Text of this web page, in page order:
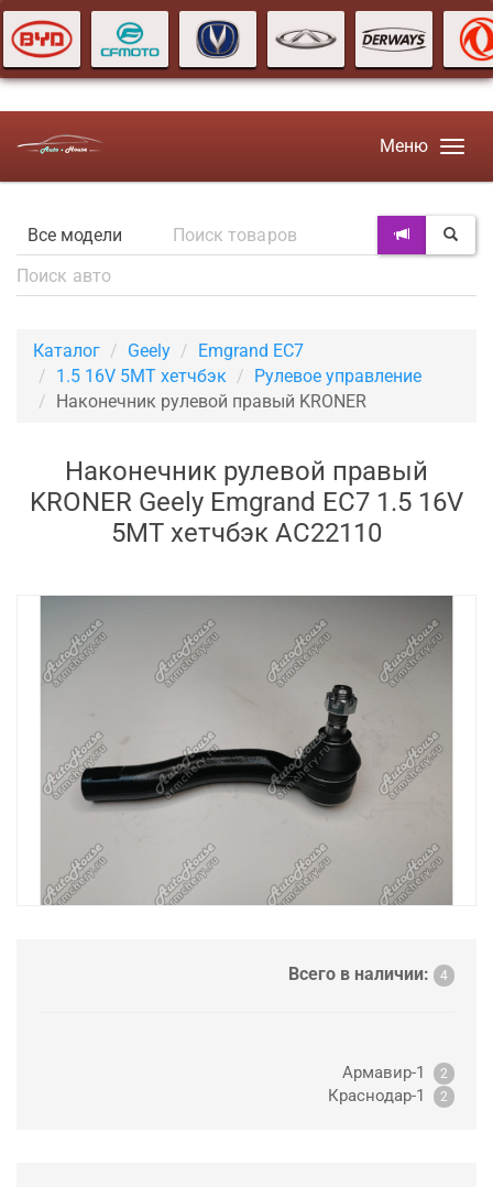
Меню
Каталог Geely
Emgrand EC7
1.5 16V 5MT хетчбэк
Рулевое управление
Наконечник рулевой правый KRONER
Наконечник рулевой правый
KRONER Geely Emgrand EC7 1.5 16V
5MT хетчбэк AC22110
Всего в наличии: 4
Армавир-1 2
Краснодар-1 2